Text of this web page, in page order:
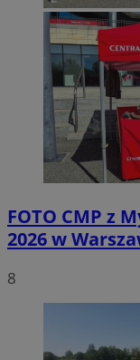
FOTO CMP z
2026 w
8